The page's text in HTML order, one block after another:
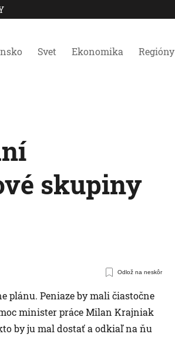
Svet Ekonomika Regióny
skupiny
Odlož na neskôr
plánu. Peniaze by mali čiastočne
minister práce Milan Krajniak
by ju mal dostať a odkiaľ na ňu